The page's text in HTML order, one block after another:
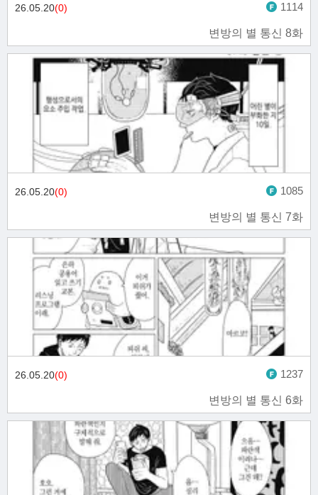
변방의 별 통신 8화
26.05.20(0) 1114
변방의 별 통신 7화
26.05.20(0) 1085
변방의 별 통신 6화
26.05.20(0) 1237